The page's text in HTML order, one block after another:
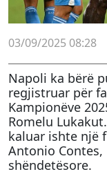
03/09/2025 08:28
Napoli ka bërë
regjistruar për
Kampionëve
Romelu
kaluar ishte një
Antonio
shëndetësore.